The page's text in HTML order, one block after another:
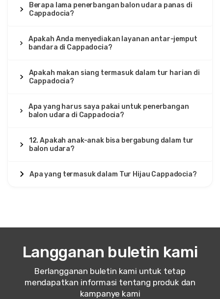
Berapa lama penerbangan balon udara panas di
Cappadocia?
Apakah Anda menyediakan layanan antar-jemput
bandara di Cappadocia?
Apakah makan siang termasuk dalam tur harian di
Cappadocia?
Apa yang harus saya pakai untuk penerbangan
balon udara di Cappadocia?
12. Apakah anak-anak bisa bergabung dalam tur
balon udara?
Apa yang termasuk dalam Tur Hijau Cappadocia?
Langganan buletin kami
Berlangganan buletin kami untuk tetap
mendapatkan informasi tentang produk dan
kampanye kami